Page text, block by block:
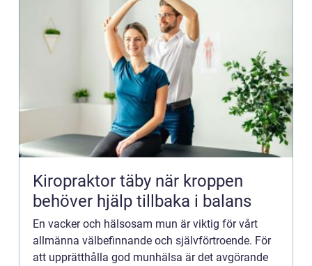
Kiropraktor täby när kroppen
behöver hjälp tillbaka i balans
En vacker och hälsosam mun är viktig för vårt
allmänna välbefinnande och självförtroende. För
att upprätthålla god munhälsa är det avgörande